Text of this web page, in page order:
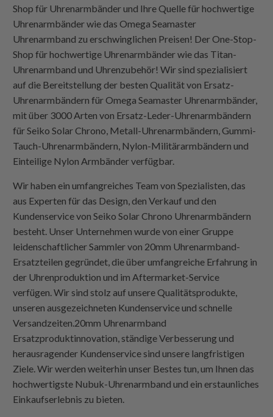
Shop für Uhrenarmbänder und Ihre Quelle für hochwertige
Uhrenarmbänder wie das Omega Seamaster
Uhrenarmband zu erschwinglichen Preisen! Der One-Stop-
Shop für hochwertige Uhrenarmbänder wie das Titan-
Uhrenarmband und Uhrenzubehör! Wir sind spezialisiert
auf die Bereitstellung der besten Qualität von Ersatz-
Uhrenarmbändern für Omega Seamaster Uhrenarmbänder,
mit über 3000 Arten von Ersatz-Leder-Uhrenarmbändern
für Seiko Solar Chrono, Metall-Uhrenarmbändern, Gummi-
Tauch-Uhrenarmbändern, Nylon-Militärarmbändern und
Einteilige NylonArmbänder verfügbar.
Wir haben ein umfangreiches Team von Spezialisten, das
aus Experten für das Design, den Verkauf und den
Kundenservice von Seiko Solar Chrono Uhrenarmbändern
besteht. Unser Unternehmen wurde von einer Gruppe
leidenschaftlicher Sammler von 20mm Uhrenarmband-
Ersatzteilen gegründet, die über umfangreiche Erfahrung in
der Uhrenproduktion und im Aftermarket-Service
verfügen. Wir sind stolz auf unsere Qualitätsprodukte,
unseren ausgezeichneten Kundenservice und schnelle
Versandzeiten.20mm Uhrenarmband
Ersatzproduktinnovation, ständige Verbesserung und
herausragender Kundenservice sind unsere langfristigen
Ziele. Wir werden weiterhin unser Bestes tun, um Ihnen das
hochwertigste Nubuk-Uhrenarmband und ein erstaunliches
Einkaufserlebnis zu bieten.